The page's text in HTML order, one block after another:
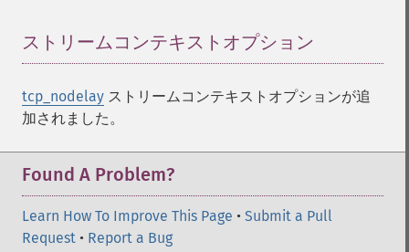
ストリームコンテキストオプション
tcp_nodelay ストリームコンテキストオプションが追
加されました。
Found A Problem?
Learn How To Improve This Page • Submit a Pull
Request • Report a Bug